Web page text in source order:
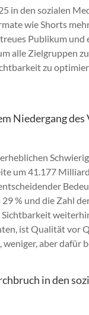
in den sozialen
wie Shorts
Publikum und
alle Zielgruppen
zu
Niedergang
um 41.177
% und die Zahl
Sichtbarkeit
ist Qualität vor
aber dafür
in den